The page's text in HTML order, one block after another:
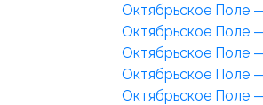
Октябрьское Поле
Октябрьское Поле
Октябрьское Поле
Октябрьское Поле
Октябрьское Поле